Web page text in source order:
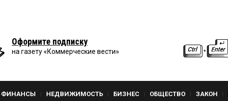
Оформите подписку
на газету «Коммерческие вести»
ФИНАНСЫ НЕДВИЖИМОСТЬ БИЗНЕС ОБЩЕСТВО ЗАКОН